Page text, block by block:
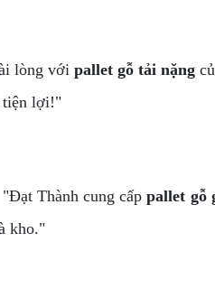
lòng với pallet gỗ tải nặng
tiện lợi!"
Thành cung cấppallet gỗ
kho."